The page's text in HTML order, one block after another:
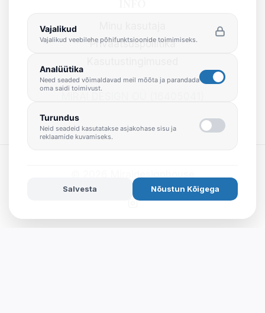
Privaatsuspoliitika
© 2026 Miraidesignhouse
Vajalikud
Vajalikud veebilehe põhifunktsioonide toimimiseks.
Analüütika
Need seaded võimaldavad meil mõõta ja parandada
oma saidi toimivust.
Turundus
Neid seadeid kasutatakse asjakohase sisu ja
reklaamide kuvamiseks.
Salvesta Nõustun Kõigega